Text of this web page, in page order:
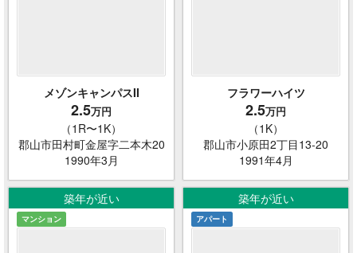
メゾンキャンパスII
2.5万円
（1R〜1K）
郡山市田村町金屋字二本木20
1990年3月
フラワーハイツ
2.5万円
（1K）
郡山市小原田2丁目13-20
1991年4月
築年が近い
マンション
築年が近い
アパート